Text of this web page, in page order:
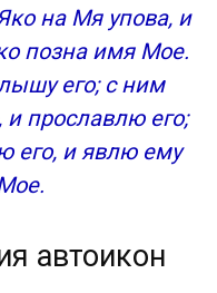
на Мя упова, и
позна имя Мое.
его; с ним
и прославлю его;
его, и явлю ему
автоикон